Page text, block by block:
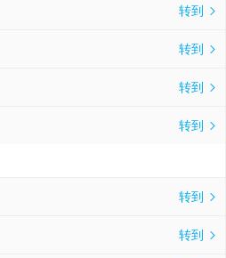
转到 
转到 
转到 
转到 
转到 
转到 